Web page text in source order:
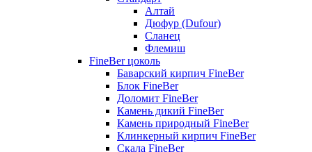
Алтай
Дюфур (Dufour)
Сланец
Флемиш
FineBer цоколь
Баварский кирпич FineBer
Блок FineBer
Доломит FineBer
Камень дикий FineBer
Камень природный FineBer
Клинкерный кирпич FineBer
Скала FineBer